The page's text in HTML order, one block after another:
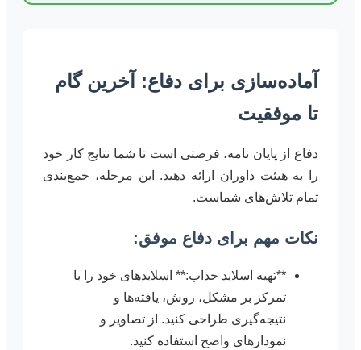
آماده‌سازی برای دفاع: آخرین گام
تا موفقیت
دفاع از پایان نامه، فرصتی است تا شما نتایج کار خود
را به هیئت داوران ارائه دهید. این مرحله، جمع‌بندی
تمام تلاش‌های شماست.
نکات مهم برای دفاع موفق:
**تهیه اسلاید جذاب:** اسلایدهای خود را با
تمرکز بر مشکل، روش، یافته‌ها و
نتیجه‌گیری طراحی کنید. از تصاویر و
نمودارهای واضح استفاده کنید.